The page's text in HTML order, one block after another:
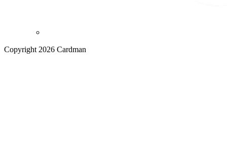
Copyright 2026 Cardman